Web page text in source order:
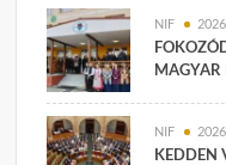
NIF
MAGYAR
NIF
KEDDEN